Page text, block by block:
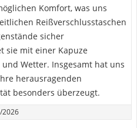
Komfort, was uns
Reißverschlusstaschen
sicher
sie mit einer Kapuze
Wetter. Insgesamt hat uns
herausragenden
besonders überzeugt.
2026